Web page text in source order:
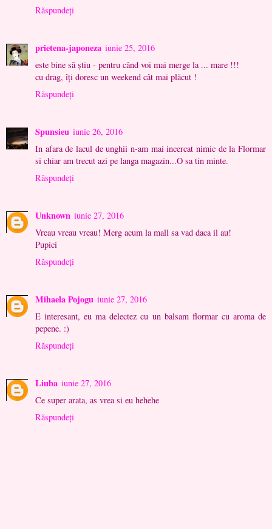
Răspundeți
prietena-japoneza iunie 25, 2016
este bine să ştiu - pentru când voi mai merge la ... mare !!!
cu drag, îţi doresc un weekend cât mai plăcut !
Răspundeți
Spunsieu iunie 26, 2016
In afara de lacul de unghii n-am mai incercat nimic de la Flormar
si chiar am trecut azi pe langa magazin...O sa tin minte.
Răspundeți
Unknown iunie 27, 2016
Vreau vreau vreau! Merg acum la mall sa vad daca il au!
Pupici
Răspundeți
Mihaela Pojogu iunie 27, 2016
E interesant, eu ma delectez cu un balsam flormar cu aroma de
pepene. :)
Răspundeți
Liuba iunie 27, 2016
Ce super arata, as vrea si eu hehehe
Răspundeți